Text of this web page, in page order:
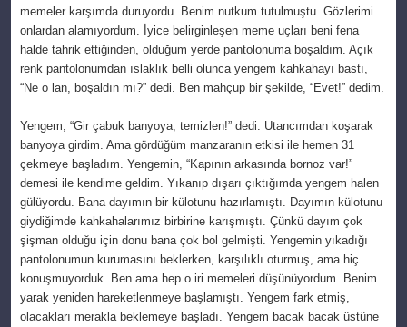
memeler karşımda duruyordu. Benim nutkum tutulmuştu. Gözlerimi
onlardan alamıyordum. İyice belirginleşen meme uçları beni fena
halde tahrik ettiğinden, olduğum yerde pantolonuma boşaldım. Açık
renk pantolonumdan ıslaklık belli olunca yengem kahkahayı bastı,
“Ne o lan, boşaldın mı?” dedi. Ben mahçup bir şekilde, “Evet!” dedim.
Yengem, “Gir çabuk banyoya, temizlen!” dedi. Utancımdan koşarak
banyoya girdim. Ama gördüğüm manzaranın etkisi ile hemen 31
çekmeye başladım. Yengemin, “Kapının arkasında bornoz var!”
demesi ile kendime geldim. Yıkanıp dışarı çıktığımda yengem halen
gülüyordu. Bana dayımın bir külotunu hazırlamıştı. Dayımın külotunu
giydiğimde kahkahalarımız birbirine karışmıştı. Çünkü dayım çok
şişman olduğu için donu bana çok bol gelmişti. Yengemin yıkadığı
pantolonumun kurumasını beklerken, karşılıklı oturmuş, ama hiç
konuşmuyorduk. Ben ama hep o iri memeleri düşünüyordum. Benim
yarak yeniden hareketlenmeye başlamıştı. Yengem fark etmiş,
olacakları merakla beklemeye başladı. Yengem bacak bacak üstüne